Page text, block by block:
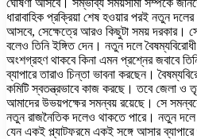
ধারাবাহিক প্রক্রিয়া শেষ হওয়ার পরই নতুন
আসবে, সেক্ষেত্রে আরও কিছুটা সময় দরকার।
বলেও তিনি ইঙ্গিত দেন। নতুন দলে
অংশগ্রহণ থাকবে কিনা এমন প্রশ্নের জবাবে
ব্যাপারে তারাও চিন্তা ভাবনা করছেন।
কমিটি স্বতন্ত্রভাবে কাজ করছে। তবে জেলা ও
আমাদের উভয়পক্ষের সমন্বয় রয়েছে। সে
নতুন রাজনৈতিক দলেও থাকতে পারে। নতুন দলে
যেন একই প্ল্যাটফরমে একই সঙ্গে আসার